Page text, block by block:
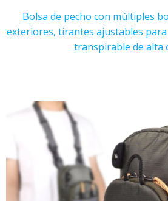
Bolsa de pecho con múltiples
exteriores, tirantes ajustables
transpirable de alta